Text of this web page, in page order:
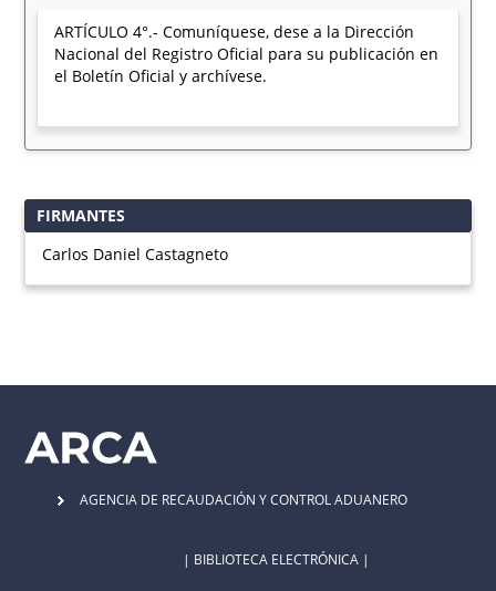
ARTÍCULO 4°.- Comuníquese, dese a la Dirección
Nacional del Registro Oficial para su publicación en
el Boletín Oficial y archívese.
FIRMANTES
Carlos Daniel Castagneto
AGENCIA DE RECAUDACIÓN Y CONTROL ADUANERO
| BIBLIOTECA ELECTRÓNICA |